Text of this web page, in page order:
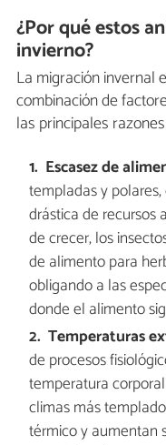
¿Por qué estos
invierno?
La migración invernal
combinación de
las principales
Escasez de
templadas y
drástica de recursos
de crecer, los
de alimento para
obligando a las
donde el alimento
Temperaturas
de procesos
temperatura
climas más
térmico y aumentan